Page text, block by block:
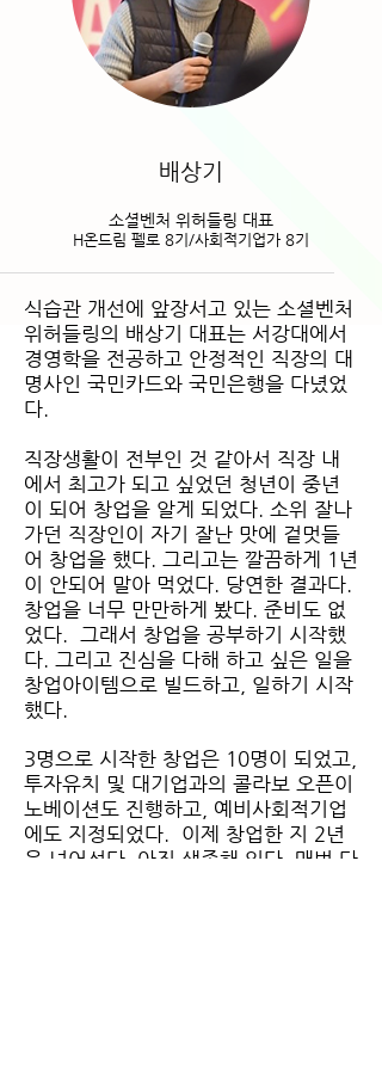
배상기
소셜벤처 위허들링 대표
H온드림 펠로 8기/사회적기업가 8기
식습관 개선에 앞장서고 있는 소셜벤처
위허들링의 배상기 대표는 서강대에서
경영학을 전공하고 안정적인 직장의 대
명사인 국민카드와 국민은행을 다녔었
다.
직장생활이 전부인 것 같아서 직장 내
에서 최고가 되고 싶었던 청년이 중년
이 되어 창업을 알게 되었다. 소위 잘나
가던 직장인이 자기 잘난 맛에 겉멋들
어 창업을 했다. 그리고는 깔끔하게 1년
이 안되어 말아 먹었다. 당연한 결과다.
창업을 너무 만만하게 봤다. 준비도 없
었다. 그래서 창업을 공부하기 시작했
다. 그리고 진심을 다해 하고 싶은 일을
창업아이템으로 빌드하고, 일하기 시작
했다.
3명으로 시작한 창업은 10명이 되었고,
투자유치 및 대기업과의 콜라보 오픈이
노베이션도 진행하고, 예비사회적기업
에도 지정되었다. 이제 창업한 지 2년
을 넘어섰다. 아직 생존해 있다. 매번 다